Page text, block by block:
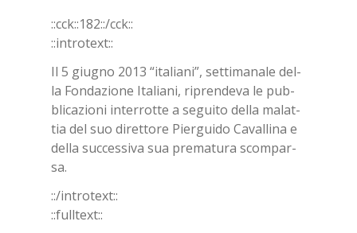
::cck::182::/​cck::
::in­tro­text::
Il 5 giu­gno 2013 “ita­lia­ni”, set­ti­ma­na­le del­
la Fon­da­zio­ne Ita­lia­ni, ri­pren­de­va le pub­
bli­ca­zio­ni in­ter­rot­te a se­gui­to del­la ma­lat­
tia del suo di­ret­to­re Pier­gui­do Ca­val­li­na e
del­la suc­ces­si­va sua pre­ma­tu­ra scom­par­
sa.
::/in­tro­text::
::full­text::